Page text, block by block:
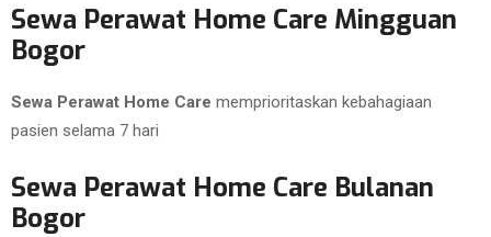
Sewa Perawat Home Care Mingguan
Bogor
Sewa Perawat Home Care memprioritaskan kebahagiaan
pasien selama 7 hari
Sewa Perawat Home Care Bulanan
Bogor